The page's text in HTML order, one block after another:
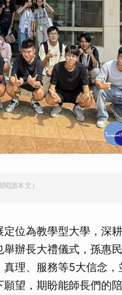
讀本文）
位為教學型大學，深
辦長大禮儀式，孫惠
理、服務等5大信念
望，期盼能師長們的